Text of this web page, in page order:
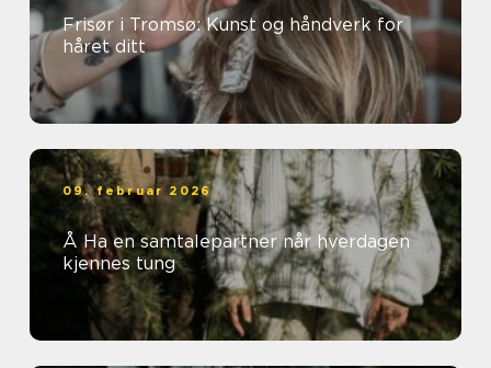
Frisør i Tromsø: Kunst og håndverk for
håret ditt
09. februar 2026
Å Ha en samtalepartner når hverdagen
kjennes tung